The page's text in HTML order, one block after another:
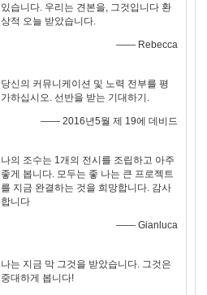
있습니다. 우리는 견본을, 그것입니다 환
상적 오늘 받았습니다.
—— Rebecca
당신의 커뮤니케이션 및 노력 전부를 평
가하십시오. 선반을 받는 기대하기.
—— 2016년5월 제 19에 데비드
나의 조수는 1개의 전시를 조립하고 아주
좋게 봅니다. 모두는 좋 나는 큰 프로젝트
를 지금 완결하는 것을 희망합니다. 감사
합니다
—— Gianluca
나는 지금 막 그것을 받았습니다. 그것은
중대하게 봅니다!